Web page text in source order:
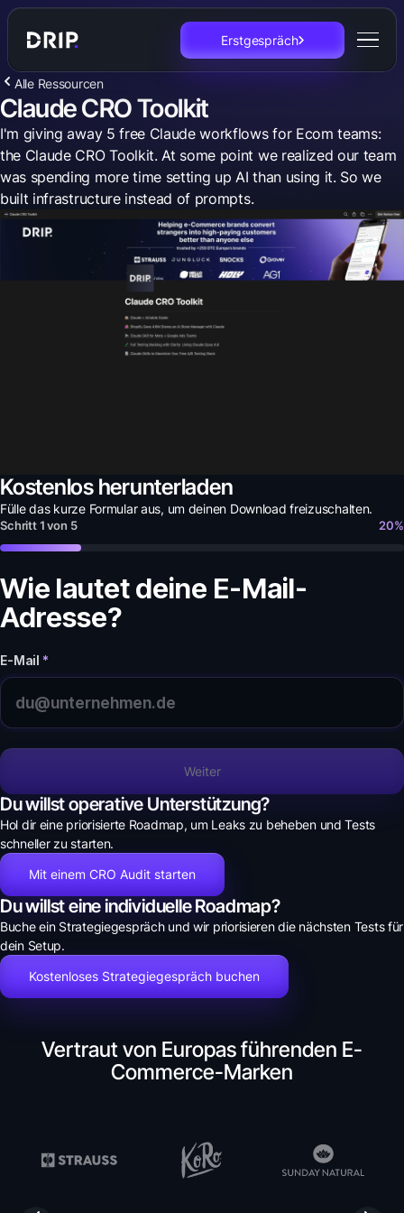
Erstgespräch
Alle Ressourcen
Claude CRO Toolkit
I'm giving away 5 free Claude workflows for Ecom teams:
the Claude CRO Toolkit. At some point we realized our team
was spending more time setting up AI than using it. So we
built infrastructure instead of prompts.
Kostenlos herunterladen
Fülle das kurze Formular aus, um deinen Download freizuschalten.
Schritt1 von 5 20%
Wie lautet deine E-Mail-
Adresse?
E-Mail *
Weiter
Du willst operative Unterstützung?
Hol dir eine priorisierte Roadmap, um Leaks zu beheben und Tests
schneller zu starten.
Mit einem CRO Audit starten
Du willst eine individuelle Roadmap?
Buche ein Strategiegespräch und wir priorisieren die nächsten Tests für
dein Setup.
Kostenloses Strategiegespräch buchen
Vertraut von Europas führenden E-
Commerce-Marken